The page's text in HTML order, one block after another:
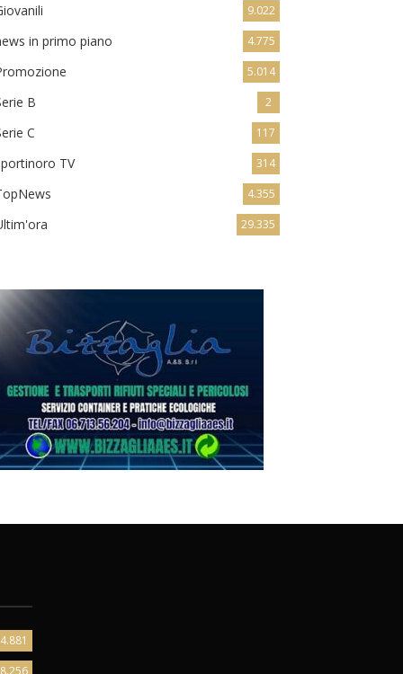
9.022
in primo piano 4.775
5.014
B 2
C 117
TV 314
4.355
29.335
8.256